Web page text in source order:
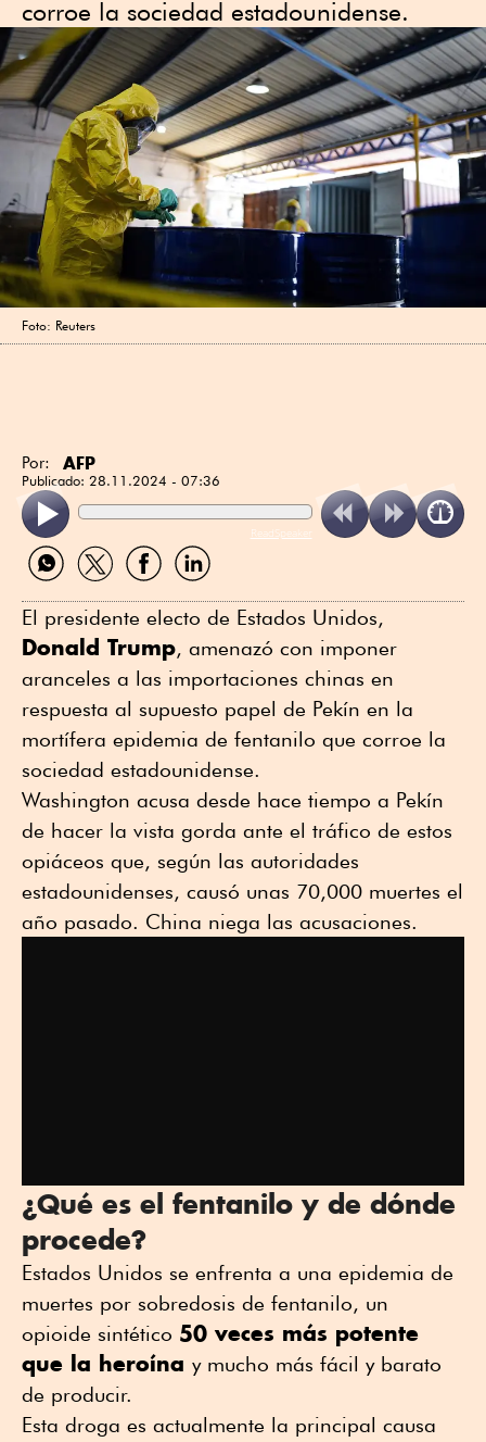
corroe la sociedad estadounidense.
Foto: Reuters
Por: AFP
Publicado: 28.11.2024 - 07:36
ReadSpeaker
Compartir
por
Compartir
por
Compartir
por
Compartir
por
El presidente electo de Estados Unidos,
Donald Trump, amenazó con imponer
aranceles a las importaciones chinas en
respuesta al supuesto papel de Pekín en la
mortífera epidemia de fentanilo que corroe la
sociedad estadounidense.
Washington acusa desde hace tiempo a Pekín
de hacer la vista gorda ante el tráfico de estos
opiáceos que, según las autoridades
estadounidenses, causó unas 70,000 muertes el
año pasado. China niega las acusaciones.
¿Qué es el fentanilo y de dónde
procede?
Estados Unidos se enfrenta a una epidemia de
muertes por sobredosis de fentanilo, un
opioide sintético 50 veces más potente
que la heroína y mucho más fácil y barato
de producir.
Esta droga es actualmente la principal causa